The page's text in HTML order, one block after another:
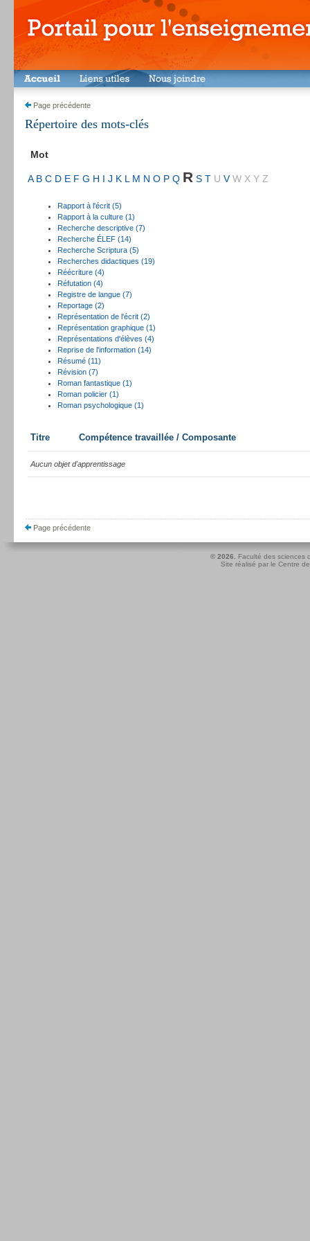
Page précédente
Répertoire des mots-clés
Mot
A B C D E F G H I J K L M N O P Q R S T U V W X Y Z
Rapport à l'écrit (5)
Rapport à la culture (1)
Recherche descriptive (7)
Recherche ÉLEF (14)
Recherche Scriptura (5)
Recherches didactiques (19)
Réécriture (4)
Réfutation (4)
Registre de langue (7)
Reportage (2)
Représentation de l'écrit (2)
Représentation graphique (1)
Représentations d'élèves (4)
Reprise de l'information (14)
Résumé (11)
Révision (7)
Roman fantastique (1)
Roman policier (1)
Roman psychologique (1)
Titre Compétence travaillée / Composante
Aucun objet d'apprentissage
Page précédente
© 2026.
Faculté des sciences
Site réalisé par le Centre